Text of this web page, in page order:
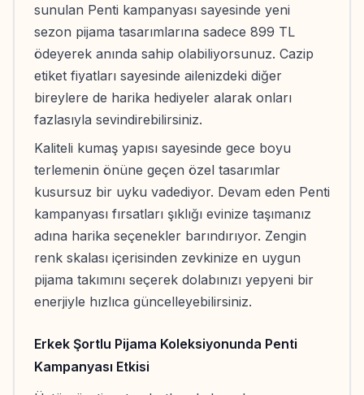
sunulan Penti kampanyası sayesinde yeni
sezon pijama tasarımlarına sadece 899 TL
ödeyerek anında sahip olabiliyorsunuz. Cazip
etiket fiyatları sayesinde ailenizdeki diğer
bireylere de harika hediyeler alarak onları
fazlasıyla sevindirebilirsiniz.
Kaliteli kumaş yapısı sayesinde gece boyu
terlemenin önüne geçen özel tasarımlar
kusursuz bir uyku vadediyor. Devam eden Penti
kampanyası fırsatları şıklığı evinize taşımanız
adına harika seçenekler barındırıyor. Zengin
renk skalası içerisinden zevkinize en uygun
pijama takımını seçerek dolabınızı yepyeni bir
enerjiyle hızlıca güncelleyebilirsiniz.
Erkek Şortlu Pijama Koleksiyonunda Penti
Kampanyası Etkisi